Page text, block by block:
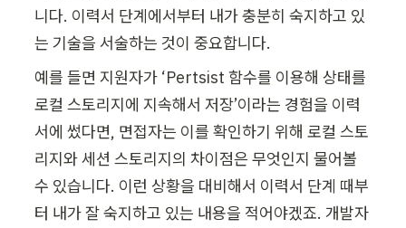
니다. 이력서 단계에서부터 내가 충분히 숙지하고 있
는 기술을 서술하는 것이 중요합니다.
예를 들면 지원자가 ‘Pertsist 함수를 이용해 상태를
로컬 스토리지에 지속해서 저장’이라는 경험을 이력
서에 썼다면, 면접자는 이를 확인하기 위해 로컬 스토
리지와 세션 스토리지의 차이점은 무엇인지 물어볼
수 있습니다. 이런 상황을 대비해서 이력서 단계 때부
터 내가 잘 숙지하고 있는 내용을 적어야겠죠. 개발자